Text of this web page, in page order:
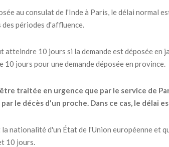
au consulat de l'Inde à Paris, le délai normal
périodes d'affluence.
atteindre 10 jours si la demande est déposée en
10 jours pour une demande déposée en province.
traitée en urgence que par le service de
le décès d'un proche. Dans ce cas, le délai
la nationalité d'un État de l'Union européenne et
10 jours.